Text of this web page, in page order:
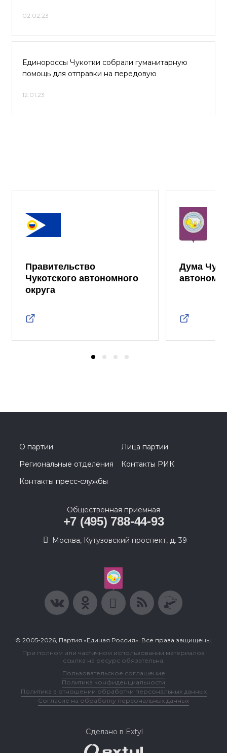
02.02.23
Единороссы Чукотки собрали гуманитарную
помощь для отправки на передовую
12.01.23
Правительство
Чукотского автономного
округа
Дума
О партии
Лица партии
Региональные отделения
Контакты РИК
Контакты пресс-службы
Общественная приемная
+7 (495) 788-44-93
Москва, Кутузовский проспект, д. 39
© 2005-2026, Партия «Единая Россия». Все права защищены.
При полном или частичном использовании материалов
ссылка на ресурс обязательна.
Пользовательское соглашение
Политика конфиденциальности
Политика в отношении обработки персональных данных
Согласие на обработку персональных данных
Сделано в Extyl